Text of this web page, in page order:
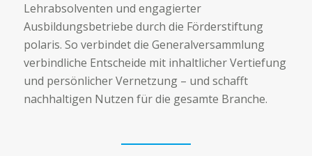
Lehrabsolventen und engagierter
Ausbildungsbetriebe durch die Förderstiftung
polaris. So verbindet die Generalversammlung
verbindliche Entscheide mit inhaltlicher Vertiefung
und persönlicher Vernetzung – und schafft
nachhaltigen Nutzen für die gesamte Branche.